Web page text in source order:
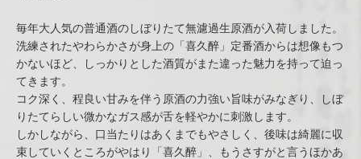
毎年大人気の普通酒のしぼりたて無濾過生原酒が入荷しました。
洗練されたやわらかさが身上の「喜久醉」定番酒からは想像もつ
かないほど、しっかりとした酒質がまた違った魅力を持って迫っ
てきます。
コク深く、程良い甘みを伴う原酒の力強い旨味がみなぎり、しぼ
りたてらしい微かなガス感が舌を軽やかに刺激します。
しかしながら、口当たりはあくまでもやさしく、後味は綺麗に収
束していくところがやはり「喜久醉」、もうさすがと言うほかあ